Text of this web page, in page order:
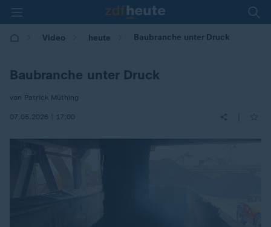
Video heute Baubranche unter Druck
Baubranche unter Druck
von Patrick Müthing
07.05.2026 | 17:00